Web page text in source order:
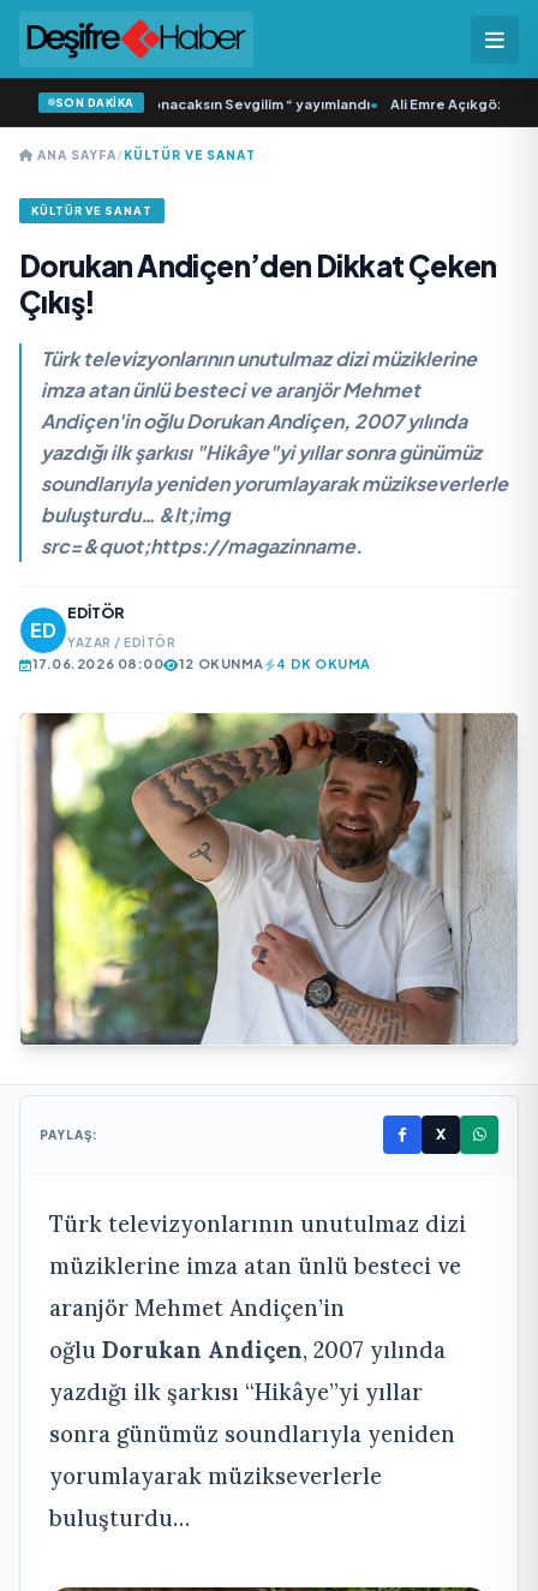
SON DAKİKA
İkinci Tekli “Donacaksın Sevgilim “ yayımlandı• Ali Emre Açıkgöz
ANA SAYFA/KÜLTÜR VE SANAT
KÜLTÜR VE SANAT
Dorukan Andiçen’den Dikkat Çeken
Çıkış!
Türk televizyonlarının unutulmaz dizi müziklerine
imza atan ünlü besteci ve aranjör Mehmet
Andiçen'in oğlu Dorukan Andiçen, 2007 yılında
yazdığı ilk şarkısı "Hikâye"yi yıllar sonra günümüz
soundlarıyla yeniden yorumlayarak müzikseverlerle
buluşturdu… &lt;img
src=&quot;https://magazinname.
EDITÖR
YAZAR / EDITÖR
17.06.2026 08:00 12 OKUNMA 4 DK OKUMA
PAYLAŞ: X
Türk televizyonlarının unutulmaz dizi
müziklerine imza atan ünlü besteci ve
aranjör Mehmet Andiçen’in
oğlu Dorukan Andiçen, 2007 yılında
yazdığı ilk şarkısı “Hikâye”yi yıllar
sonra günümüz soundlarıyla yeniden
yorumlayarak müzikseverlerle
buluşturdu…